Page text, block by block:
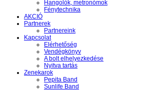
Hangolók, metronómok
Fénytechnika
AKCIÓ
Partnerek
Partnereink
Kapcsolat
Elérhetőség
Vendégkönyv
A bolt elhelyezkedése
Nyitva tartás
Zenekarok
Pepita Band
Sunlife Band